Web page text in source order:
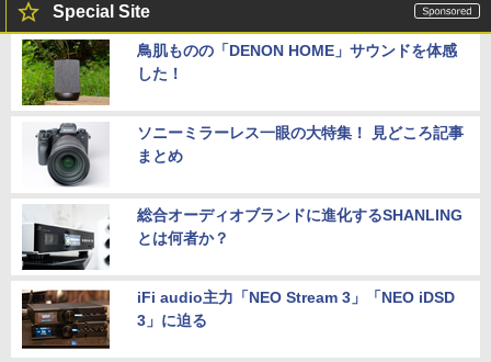
Special Site
鳥肌ものの「DENON HOME」サウンドを体感
した！
ソニーミラーレス一眼の大特集！ 見どころ記事
まとめ
総合オーディオブランドに進化するSHANLING
とは何者か？
iFi audio主力「NEO Stream 3」「NEO iDSD
3」に迫る